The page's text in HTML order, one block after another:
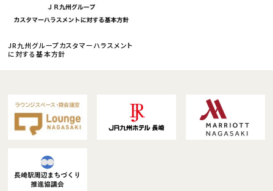
JR九州グループカスタマーハラスメント
に対する基本方針